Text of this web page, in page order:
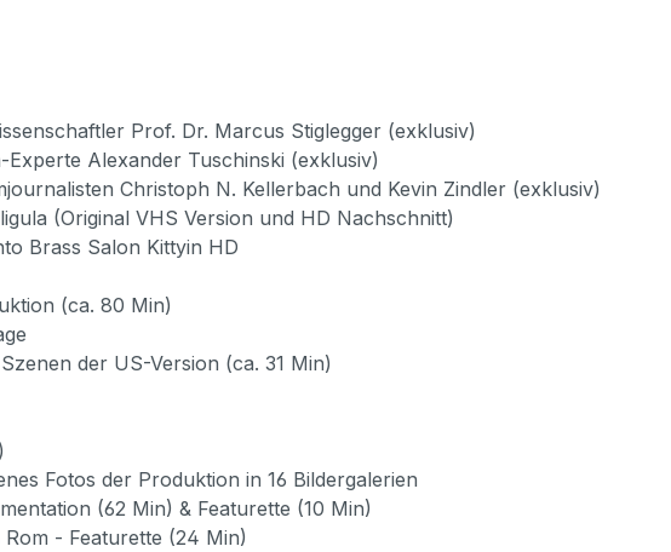
Prof. Dr. Marcus Stiglegger (exklusiv)
Alexander Tuschinski (exklusiv)
Christoph N. Kellerbach und Kevin Zindler (exklusiv)
(Original VHS Version und HD Nachschnitt)
Brass Salon Kittyin HD
(ca. 80 Min)
der US-Version (ca. 31 Min)
Fotos der Produktion in 16 Bildergalerien
(62 Min) & Featurette (10 Min)
- Featurette (24 Min)